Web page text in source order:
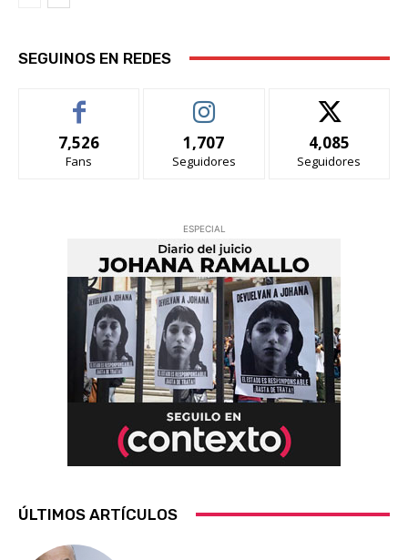
SEGUINOS EN REDES
7,526
Fans
1,707
Seguidores
4,085
Seguidores
ESPECIAL
ÚLTIMOS ARTÍCULOS